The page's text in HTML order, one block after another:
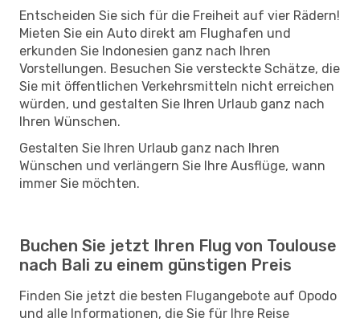
Entscheiden Sie sich für die Freiheit auf vier Rädern!
Mieten Sie ein Auto direkt am Flughafen und
erkunden Sie Indonesien ganz nach Ihren
Vorstellungen. Besuchen Sie versteckte Schätze, die
Sie mit öffentlichen Verkehrsmitteln nicht erreichen
würden, und gestalten Sie Ihren Urlaub ganz nach
Ihren Wünschen.
Gestalten Sie Ihren Urlaub ganz nach Ihren
Wünschen und verlängern Sie Ihre Ausflüge, wann
immer Sie möchten.
Buchen Sie jetzt Ihren Flug von Toulouse
nach Bali zu einem günstigen Preis
Finden Sie jetzt die besten Flugangebote auf Opodo
und alle Informationen, die Sie für Ihre Reise